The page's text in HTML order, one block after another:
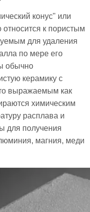
конус" или
к пористым
для удаления
по мере его
обычно
керамику с
выражаемым как
химическим
расплава и
для получения
магния, меди